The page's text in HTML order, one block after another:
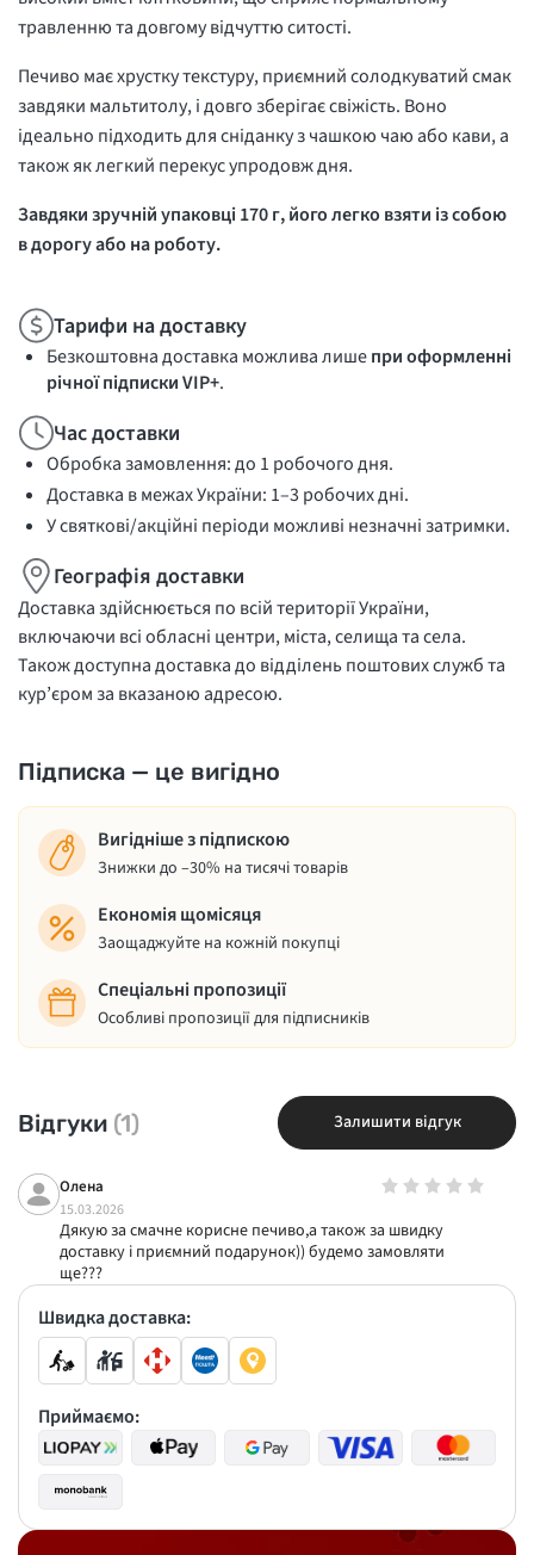
травленню та довгому відчуттю ситості.
Печиво має хрустку текстуру, приємний солодкуватий смак
завдяки мальтитолу, і довго зберігає свіжість. Воно
ідеально підходить для сніданку з чашкою чаю або кави, а
також як легкий перекус упродовж дня.
Завдяки зручній упаковці 170 г, його легко взяти із собою
в дорогу або на роботу.
Тарифи на доставку
Безкоштовна доставка можлива лишепри оформленні
річної підписки VIP+.
Час доставки
Обробка замовлення: до 1 робочого дня.
Доставка в межах України: 1–3 робочих дні.
У святкові/акційні періоди можливі незначні затримки.
Географія доставки
Доставка здійснюється по всій території України,
включаючи всі обласні центри, міста, селища та села.
Також доступна доставка до відділень поштових служб та
кур’єром за вказаною адресою.
Підписка — це вигідно
Вигідніше з підпискою
Знижки до –30% на тисячі товарів
Економія щомісяця
Заощаджуйте на кожній покупці
Спеціальні пропозиції
Особливі пропозиції для підписників
Відгуки (1) Залишити відгук
Олена
15.03.2026
Дякую за смачне корисне печиво,а також за швидку
доставку і приємний подарунок)) будемо замовляти
ще???
Швидка доставка:
Приймаємо: